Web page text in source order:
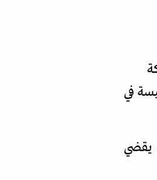
رئيسة في
كيانية أخرى تمثلت في إصدار الجمعية العامة للأمم المتحدة قرارا رقم 181، لعام 1947، يقضي